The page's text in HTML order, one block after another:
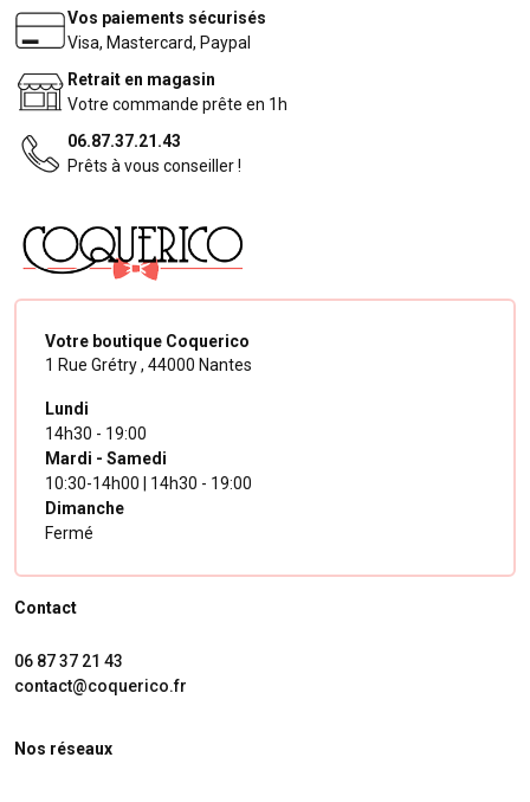
Vos paiements sécurisés
Visa, Mastercard, Paypal
Retrait en magasin
Votre commande prête en 1h
06.87.37.21.43
Prêts à vous conseiller !
Votre boutique Coquerico
1 Rue Grétry , 44000 Nantes
Lundi
14h30 - 19:00
Mardi - Samedi
10:30-14h00 | 14h30 - 19:00
Dimanche
Fermé
Contact
06 87 37 21 43
contact@coquerico.fr
Nos réseaux